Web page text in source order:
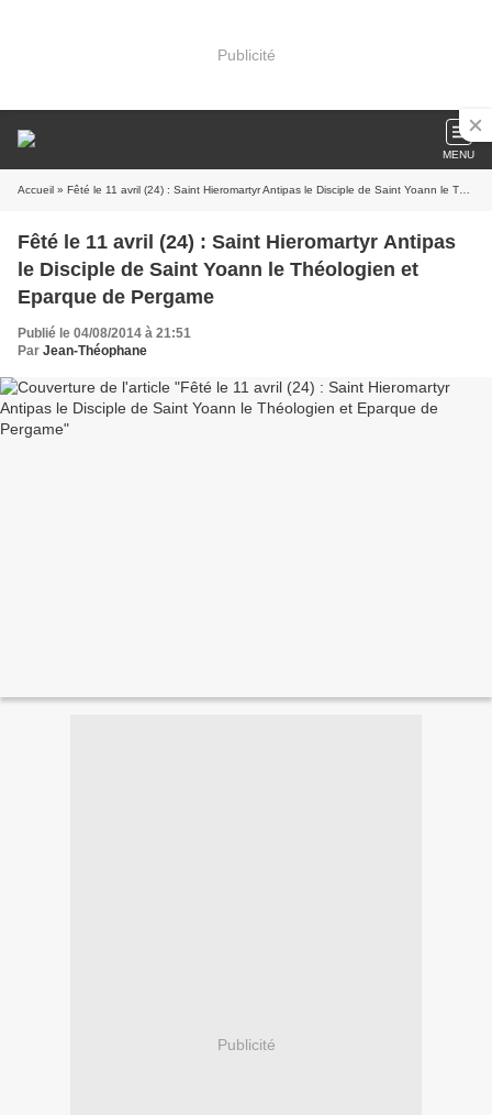
Publicité
MENU
Accueil » Fêté le 11 avril (24) : Saint Hieromartyr Antipas le Disciple de Saint Yoann le Théologien et Eparque de Pergame
Fêté le 11 avril (24) : Saint Hieromartyr Antipas
le Disciple de Saint Yoann le Théologien et
Eparque de Pergame
Publié le 04/08/2014 à 21:51
Par Jean-Théophane
Publicité